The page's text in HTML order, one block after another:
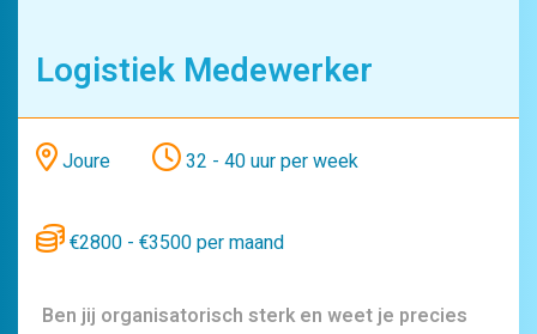
Logistiek Medewerker
Joure 32 - 40 uur per week
€2800 - €3500 per maand
Ben jij organisatorisch sterk en weet je precies